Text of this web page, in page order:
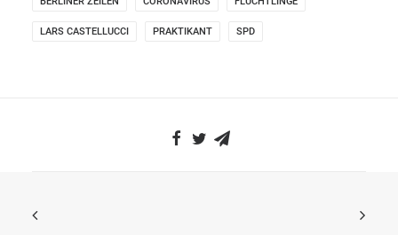
LARS CASTELLUCCI PRAKTIKANT SPD